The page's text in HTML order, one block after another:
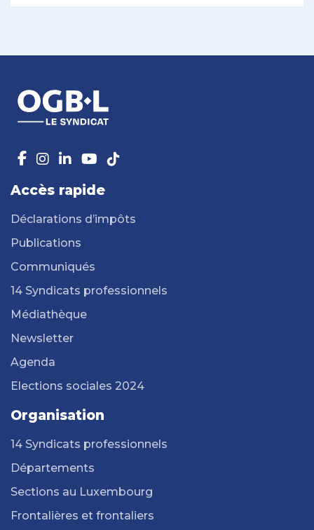
Accès rapide
Déclarations d’impôts
Publications
Communiqués
14 Syndicats professionnels
Médiathèque
Newsletter
Agenda
Elections sociales 2024
Organisation
14 Syndicats professionnels
Départements
Sections au Luxembourg
Frontalières et frontaliers